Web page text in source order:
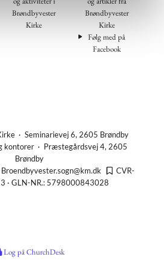
Brøndbyvester
Kirke
Brøndbyvester
Kirke
Følg med på
Facebook
· Seminarievej 6, 2605 Brøndby
kontorer · Præstegårdsvej 4, 2605
Brøndby
CVR-
· GLN-NR.: 5798000843028
Log på ChurchDesk